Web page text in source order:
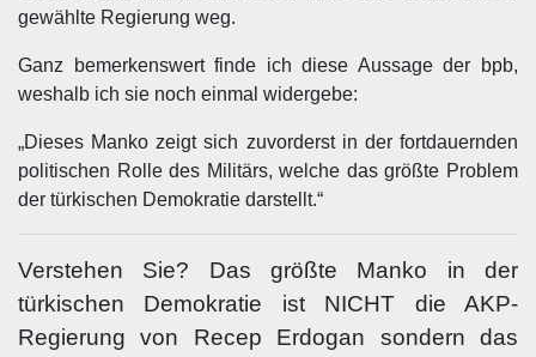
gewählte Regierung weg.
Ganz bemerkenswert finde ich diese Aussage der bpb,
weshalb ich sie noch einmal widergebe:
„Dieses Manko zeigt sich zuvorderst in der fortdauernden
politischen Rolle des Militärs, welche das größte Problem
der türkischen Demokratie darstellt.“
Verstehen Sie? Das größte Manko in der
türkischen Demokratie ist NICHT die AKP-
Regierung von Recep Erdogan sondern das